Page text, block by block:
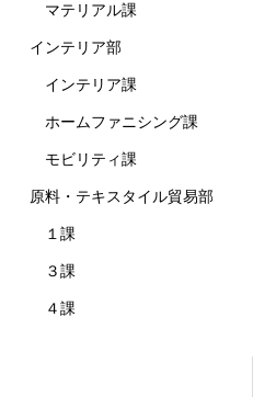
マテリアル課
インテリア部
インテリア課
ホームファニシング課
モビリティ課
原料・テキスタイル貿易部
１課
３課
４課